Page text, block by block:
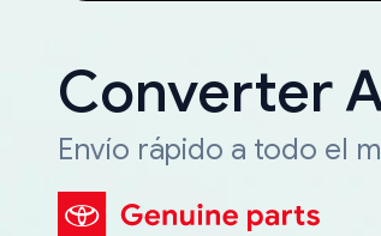
Converter
Envío rápido a todo el